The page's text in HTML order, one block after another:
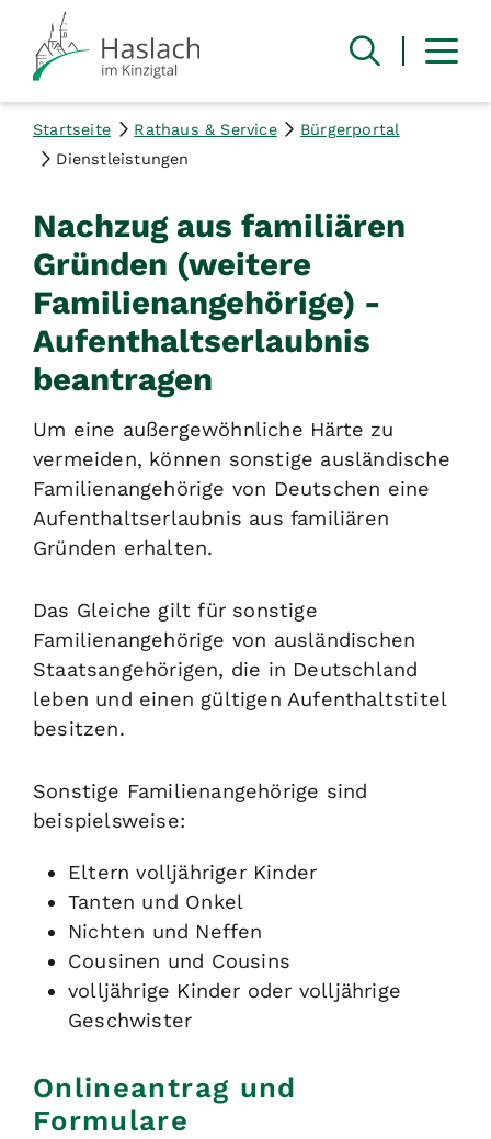
Startseite Rathaus & Service
Bürgerportal
Dienstleistungen
Nachzug aus familiären
Gründen (weitere
Familienangehörige) -
Aufenthaltserlaubnis
beantragen
Um eine außergewöhnliche Härte zu
vermeiden, können sonstige ausländische
Familienangehörige von Deutschen eine
Aufenthaltserlaubnis aus familiären
Gründen erhalten.
Das Gleiche gilt für sonstige
Familienangehörige von ausländischen
Staatsangehörigen, die in Deutschland
leben und einen gültigen Aufenthaltstitel
besitzen.
Sonstige Familienangehörige sind
beispielsweise:
Eltern volljähriger Kinder
Tanten und Onkel
Nichten und Neffen
Cousinen und Cousins
volljährige Kinder oder volljährige
Geschwister
Onlineantrag und
Formulare